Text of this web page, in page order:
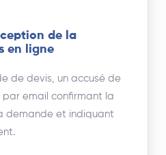
de la
en ligne
de devis, un accusé de
email confirmant la
demande et indiquant